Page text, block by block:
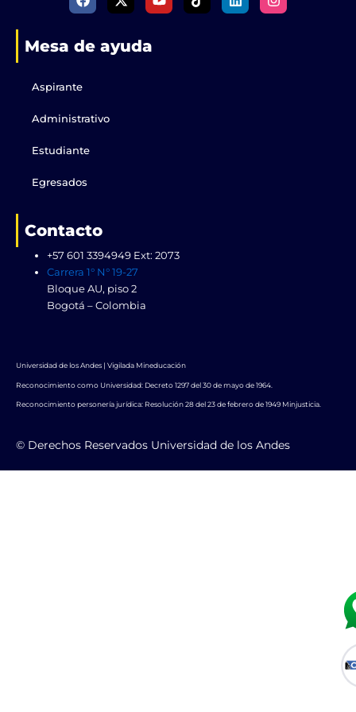
a
b
k
-
i
o
i
i
n
Mesa de ayuda
Aspirante
Administrativo
Estudiante
Egresados
Contacto
+57 601 3394949 Ext: 2073
Carrera 1° N° 19-27
Bloque AU, piso 2
Bogotá – Colombia
Universidad de los Andes | Vigilada Mineducación
Reconocimiento como Universidad: Decreto 1297 del 30 de mayo de 1964.
Reconocimiento personería jurídica: Resolución 28 del 23 de febrero de 1949 Minjusticia.
© Derechos Reservados Universidad de los Andes